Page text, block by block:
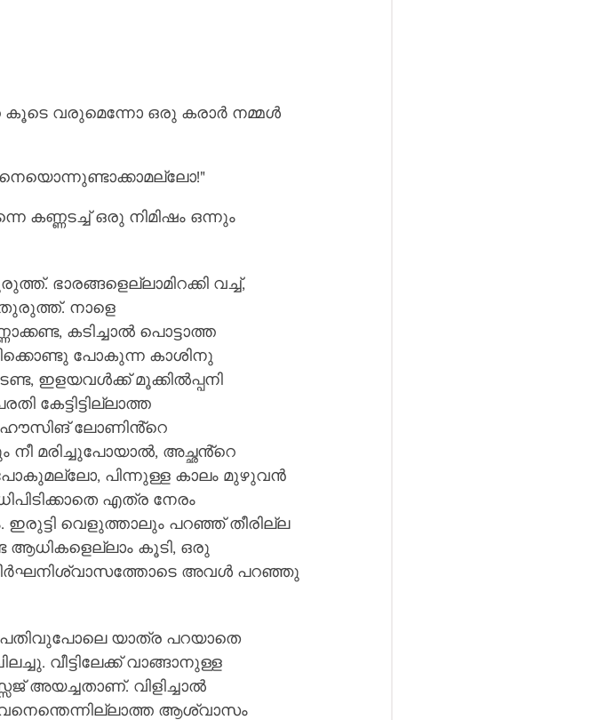
കൂടെ വരുമെന്നോ ഒരു കരാർ നമ്മൾ
ഒരു നിമിഷം ഒന്നും
ഭാരങ്ങളെല്ലാമിറക്കി വച്ച്,
തുരുത്ത്. നാളെ
കടിച്ചാൽ പൊട്ടാത്ത
പോകുന്ന കാശിനു
ഇളയവൾക്ക് മൂക്കിൽപ്പനി
കേട്ടിട്ടില്ലാത്ത
ഹൗസിങ് ലോണിൻ്റെ
നീ മരിച്ചുപോയാൽ, അച്ഛൻ്റെ
പോകുമല്ലോ, പിന്നുള്ള കാലം മുഴുവൻ
എത്ര നേരം
ഇരുട്ടി വെളുത്താലും പറഞ്ഞ് തീരില്ല
ആധികളെല്ലാം കൂടി, ഒരു
ദീർഘനിശ്വാസത്തോടെ അവൾ പറഞ്ഞു
പതിവുപോലെ യാത്ര പറയാതെ
വീട്ടിലേക്ക് വാങ്ങാനുള്ള
അയച്ചതാണ്. വിളിച്ചാൽ
ആശ്വാസം